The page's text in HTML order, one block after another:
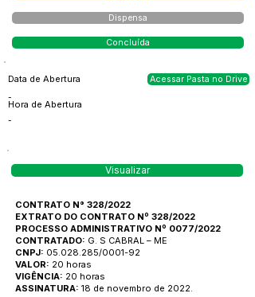
Dispensa
Concluída
Data de Abertura
-
Hora de Abertura
-
Acessar Pasta no Drive
Visualizar
CONTRATO N° 328/2022
EXTRATO DO CONTRATO Nº 328/2022
PROCESSO ADMINISTRATIVO Nº 0077/2022
CONTRATADO: G. S CABRAL – ME
CNPJ: 05.028.285/0001-92
VALOR: 20 horas
VIGÊNCIA: 20 horas
ASSINATURA: 18 de novembro de 2022.